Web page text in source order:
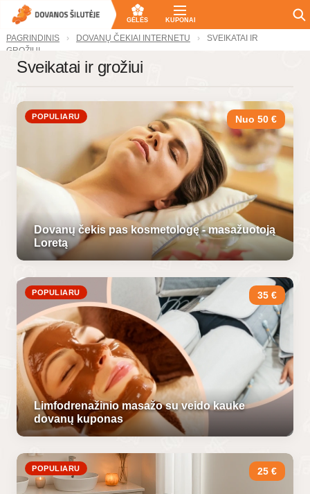
KUPONAI
GĖLĖS
PAGRINDINIS DOVANŲ ČEKIAI INTERNETU
SVEIKATAI IR
GROŽIUI
Sveikatai ir grožiui
POPULIARU Nuo 50 €
Dovanų čekis pas kosmetologę - masažuotoją
Loretą
POPULIARU 35 €
Limfodrenažinio masažo su veido kauke
dovanų kuponas
POPULIARU 25 €